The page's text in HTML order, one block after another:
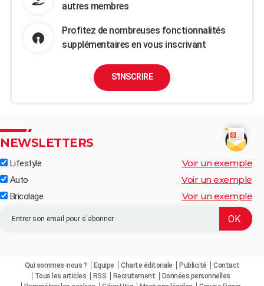
autres membres
Profitez de nombreuses fonctionnalités
supplémentaires en vous inscrivant
S'INSCRIRE
NEWSLETTERS
Lifestyle Voir un exemple
Auto Voir un exemple
Bricolage Voir un exemple
Qui sommes-nous ? Equipe Charte éditoriale Publicité
Contact
Tous les articles
RSS Recrutement
Données personnelles